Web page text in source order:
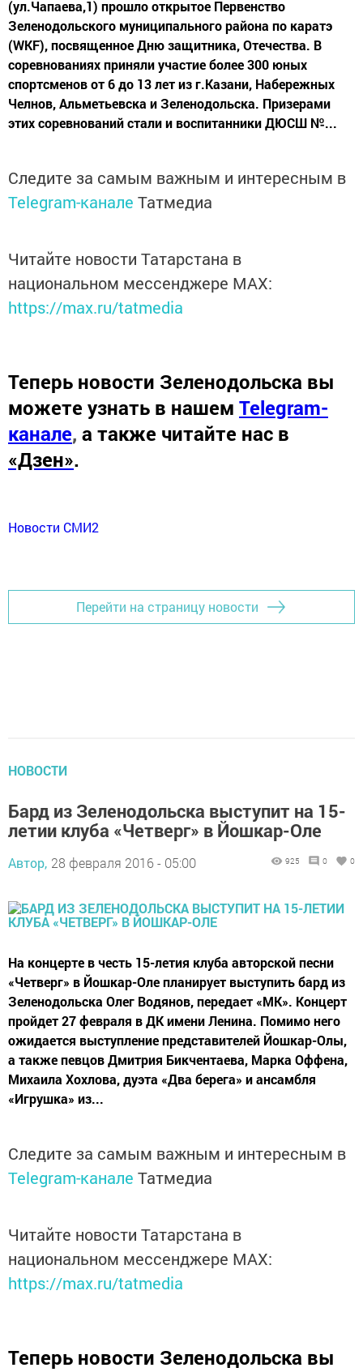
(ул.Чапаева,1) прошло открытое Первенство
Зеленодольского муниципального района по каратэ
(WKF), посвященное Дню защитника, Отечества. В
соревнованиях приняли участие более 300 юных
спортсменов от 6 до 13 лет из г.Казани, Набережных
Челнов, Альметьевска и Зеленодольска. Призерами
этих соревнований стали и воспитанники ДЮСШ №...
Следите за самым важным и интересным в
Telegram-канале Татмедиа
Читайте новости Татарстана в
национальном мессенджере MАХ:
https://max.ru/tatmedia
Теперь новости Зеленодольска вы
можете узнать в нашем Telegram-
канале, а также читайте нас в
«Дзен».
Новости СМИ2
Перейти на страницу новости
НОВОСТИ
Бард из Зеленодольска выступит на 15-
летии клуба «Четверг» в Йошкар-Оле
Автор, 28 февраля 2016 - 05:00 925 0 0
На концерте в честь 15-летия клуба авторской песни
«Четверг» в Йошкар-Оле планирует выступить бард из
Зеленодольска Олег Водянов, передает «МК». Концерт
пройдет 27 февраля в ДК имени Ленина. Помимо него
ожидается выступление представителей Йошкар-Олы,
а также певцов Дмитрия Бикчентаева, Марка Оффена,
Михаила Хохлова, дуэта «Два берега» и ансамбля
«Игрушка» из...
Следите за самым важным и интересным в
Telegram-канале Татмедиа
Читайте новости Татарстана в
национальном мессенджере MАХ:
https://max.ru/tatmedia
Теперь новости Зеленодольска вы